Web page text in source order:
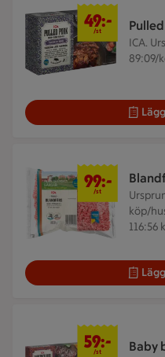
ICA.
89:09/
49 kr/st
49:-
/st
köp/
116:56
99 kr/st
99:-
/st
Baby
59 kr/st
59:-
/st